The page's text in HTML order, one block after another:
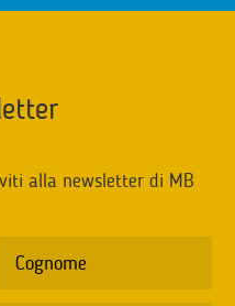
alla newsletter di MB